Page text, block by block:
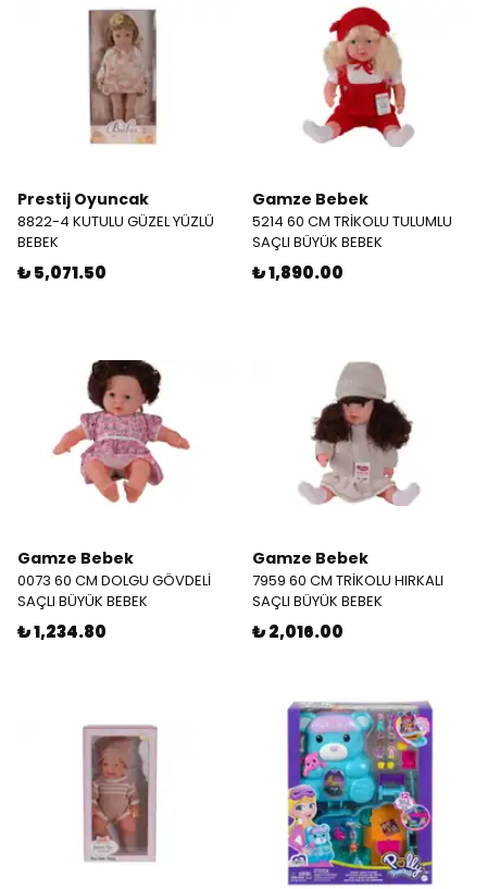
Prestij Oyuncak
8822-4 KUTULU GÜZEL YÜZLÜ
BEBEK
₺ 5,071.50
Gamze Bebek
5214 60 CM TRİKOLU TULUMLU
SAÇLI BÜYÜK BEBEK
₺ 1,890.00
Gamze Bebek
0073 60 CM DOLGU GÖVDELİ
SAÇLI BÜYÜK BEBEK
₺ 1,234.80
Gamze Bebek
7959 60 CM TRİKOLU HIRKALI
SAÇLI BÜYÜK BEBEK
₺ 2,016.00